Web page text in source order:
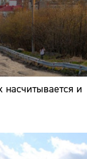
и